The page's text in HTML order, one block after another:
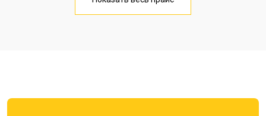
Замена кнопки включения от 1750 ₽